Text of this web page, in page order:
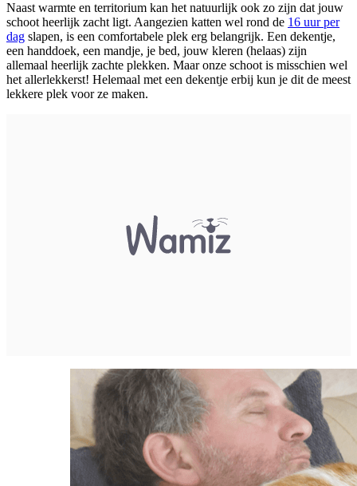
Naast warmte en territorium kan het natuurlijk ook zo zijn dat jouw
schoot heerlijk zacht ligt. Aangezien katten wel rond de 16 uur per
dag slapen, is een comfortabele plek erg belangrijk. Een dekentje,
een handdoek, een mandje, je bed, jouw kleren (helaas) zijn
allemaal heerlijk zachte plekken. Maar onze schoot is misschien wel
het allerlekkerst! Helemaal met een dekentje erbij kun je dit de meest
lekkere plek voor ze maken.